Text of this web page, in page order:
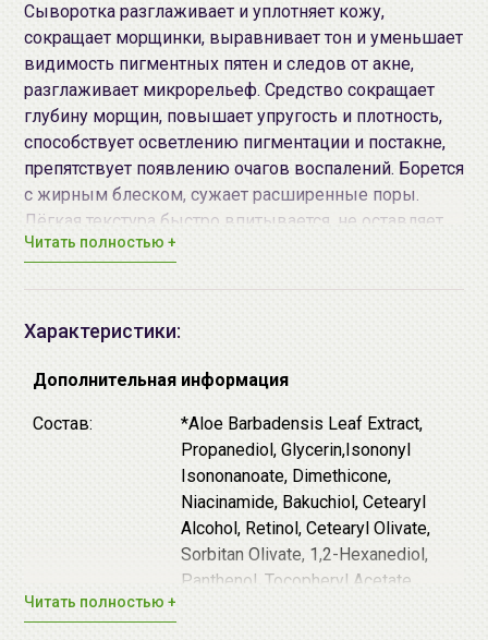
Сыворотка разглаживает и уплотняет кожу,
сокращает морщинки, выравнивает тон и уменьшает
видимость пигментных пятен и следов от акне,
разглаживает микрорельеф. Средство сокращает
глубину морщин, повышает упругость и плотность,
способствует осветлению пигментации и постакне,
препятствует появлению очагов воспалений. Борется
с жирным блеском, сужает расширенные поры.
Лёгкая текстура быстро впитывается, не оставляет
липкости, хорошо встраивается в любой уход.
2% бакучиола - растительное вещество,
действие которого схоже с действием ретинола.
выравнивает рельеф. Стабилизирует витамин A.
Не вызывает раздражения, подходит для
чувствительной кожи.
- форма витамина A, самый
распространённый вид ретиноидов. Оказывает
антивозрастное действие, сужает поры,
разглаживает морщины, нормализует
выработку себума.
Читать полностью +
Характеристики:
Дополнительная информация
Состав:
*Aloe Barbadensis Leaf Extract,
Propanediol, Glycerin,Isononyl
Isononanoate, Dimethicone,
Niacinamide, Bakuchiol, Cetearyl
Alcohol, Retinol, Cetearyl Olivate,
Sorbitan Olivate, 1,2-Hexanediol,
Panthenol, Tocopheryl Acetate,
Читать полностью +